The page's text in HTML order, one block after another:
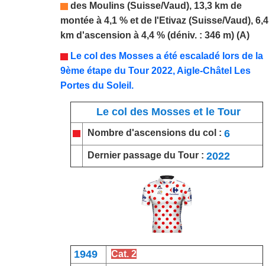
des Moulins (Suisse/Vaud), 13,3 km de
montée à 4,1 % et de l'Etivaz (Suisse/Vaud), 6,4
km d'ascension à 4,4 % (déniv. : 346 m) (A)
Le col des Mosses a été escaladé lors de la
9ème étape du Tour 2022, Aigle-Châtel Les
Portes du Soleil.
Le col des Mosses et le Tour
Nombre d'ascensions du col : 6
Dernier passage du Tour : 2022
1949
Cat. 2